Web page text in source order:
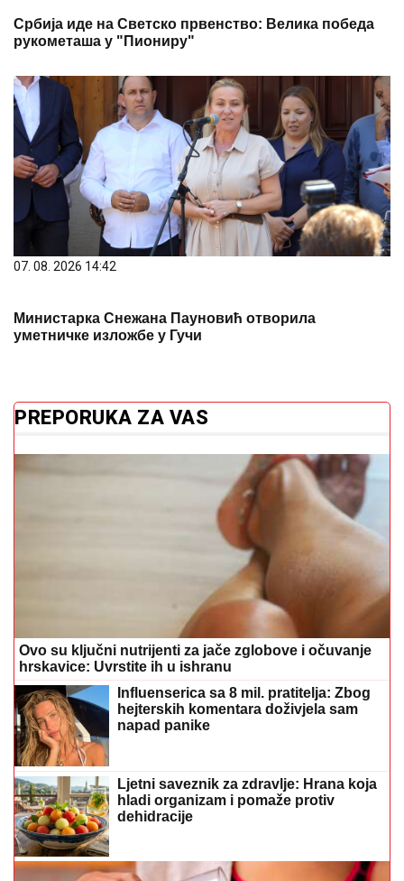
Србија иде на Светско првенство: Велика победа
рукометаша у "Пиониру"
07. 08. 2026 14:42
Министарка Снежана Пауновић отворила
уметничке изложбе у Гучи
PREPORUKA ZA VAS
Ovo su ključni nutrijenti za jače zglobove i očuvanje
hrskavice: Uvrstite ih u ishranu
Influenserica sa 8 mil. pratitelja: Zbog
hejterskih komentara doživjela sam
napad panike
Ljetni saveznik za zdravlje: Hrana koja
hladi organizam i pomaže protiv
dehidracije